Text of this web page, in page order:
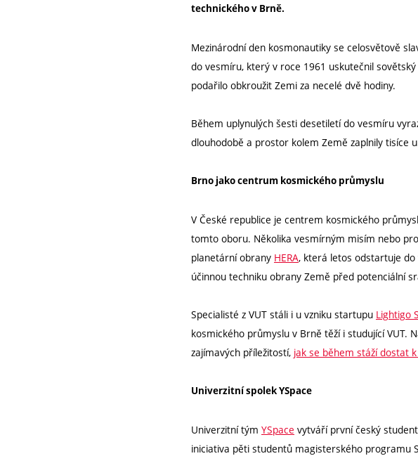
technického v Brně.
Mezinárodní den kosmonautiky se celosvětově
do vesmíru, který v roce 1961 uskutečnil
podařilo obkroužit Zemi za necelé dvě hodiny.
Během uplynulých šesti desetiletí do vesmíru
dlouhodobě a prostor kolem Země zaplnily tisíce
Brno jako centrum kosmického průmyslu
V České republice je centrem kosmického
tomto oboru. Několika vesmírným misím nebo
planetární obrany HERA, která letos odstartuje do
účinnou techniku obrany Země před potenciální
Specialisté z VUT stáli i u vzniku startupu Lightigo
kosmického průmyslu v Brně těží i studující VUT.
zajímavých příležitostí, jak se během stáží dostat
Univerzitní spolek YSpace
Univerzitní tým YSpace vytváří první český
iniciativa pěti studentů magisterského programu